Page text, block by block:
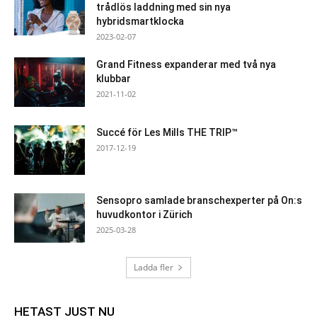
trådlös laddning med sin nya
hybridsmartklocka
2023-02-07
Grand Fitness expanderar med två nya
klubbar
2021-11-02
Succé för Les Mills THE TRIP™
2017-12-19
Sensopro samlade branschexperter på On:s
huvudkontor i Zürich
2025-03-28
Ladda fler
HETAST JUST NU